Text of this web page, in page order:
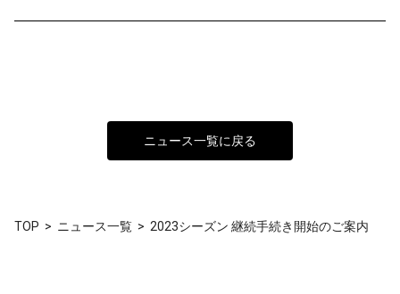
ニュース一覧に戻る
TOP ニュース一覧 2023シーズン 継続手続き開始のご案内